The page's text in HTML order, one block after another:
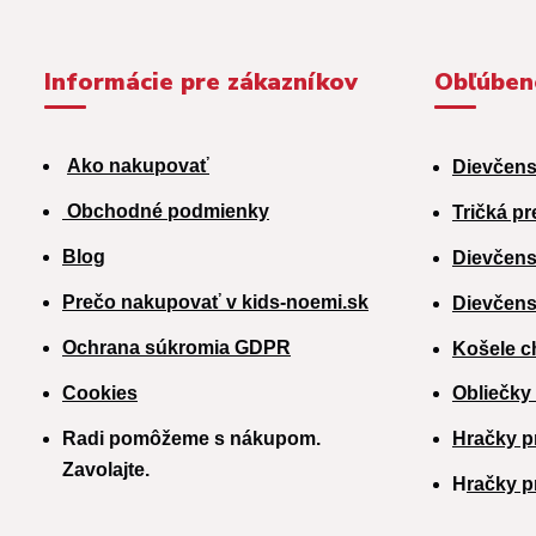
Informácie pre zákazníkov
Ako nakupovať
Obchodné podmienky
Blog
Prečo nakupovať v kids-noemi.sk
Ochrana súkromia GDPR
Cookies
Radi pomôžeme s nákupom.
Zavolajte.
Tričká
Košele
Hračky
H račky